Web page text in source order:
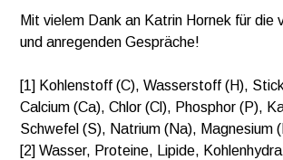
Mit vielem Dank an Katrin Hornek fürdie
und anregenden Gespräche!
[1] Kohlenstoff (C), Wasserstoff (H),
Calcium (Ca), Chlor (Cl), Phosphor (P),
Schwefel (S), Natrium (Na), Magnesium
[2] Wasser, Proteine, Lipide,